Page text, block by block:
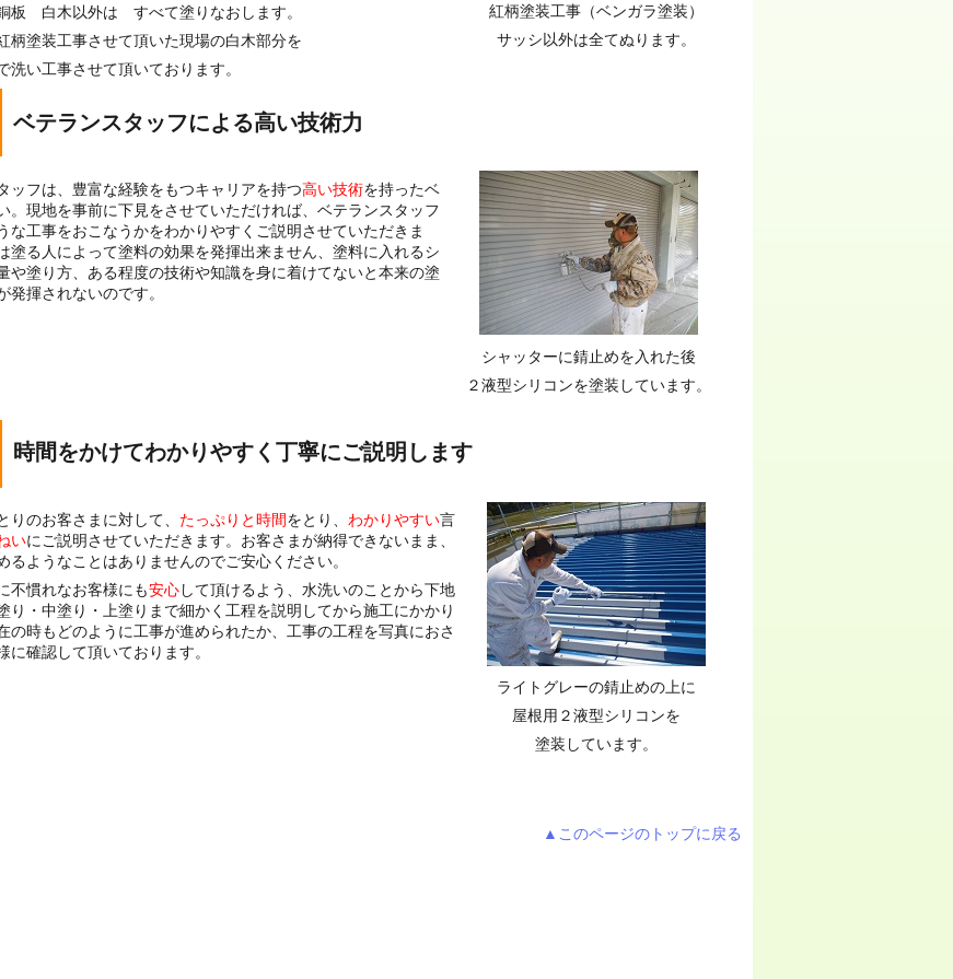
紅柄塗装工事（ベンガラ塗装）
サッシ以外は全てぬります。
板 白木以外は すべて塗りなおします。
柄塗装工事させて頂いた現場の白木部分を
洗い工事させて頂いております。
ベテランスタッフによる高い技術力
シャッターに錆止めを入れた後
２液型シリコンを塗装しています。
ッフは、豊富な経験をもつキャリアを持つ高い技術を持ったベ
。現地を事前に下見をさせていただければ、ベテランスタッフ
な工事をおこなうかをわかりやすくご説明させていただきま
塗る人によって塗料の効果を発揮出来ません、塗料に入れるシ
や塗り方、ある程度の技術や知識を身に着けてないと本来の塗
発揮されないのです。
時間をかけてわかりやすく丁寧にご説明します
ライトグレーの錆止めの上に
屋根用２液型シリコンを
塗装しています。
りのお客さまに対して、 たっぷりと時間をとり、 わかりやすい言
いにご説明させていただきます。お客さまが納得できないまま、
るようなことはありませんのでご安心ください。
不慣れなお客様にも安心して頂けるよう、水洗いのことから下地
り・中塗り・上塗りまで細かく工程を説明してから施工にかかり
の時もどのように工事が進められたか、工事の工程を写真におさ
に確認して頂いております。
▲このページのトップに戻る